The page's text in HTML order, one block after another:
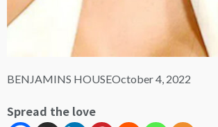
BENJAMINS HOUSEOctober 4, 2022
Spread the love